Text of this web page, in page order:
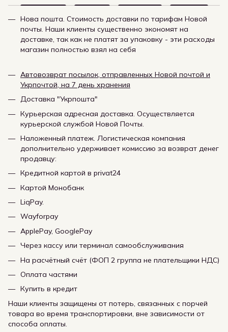
Нова пошта. Стоимость доставки по тарифам Новой
почты. Наши клиенты существенно экономят на
доставке, так как не платят за упаковку - эти расходы
магазин полностью взял на себя
Автовозврат посылок, отправленных Новой почтой и
Укрпочтой, на 7 день хранения
Доставка "Укрпошта"
Курьерская адресная доставка. Осуществляется
курьерской службой Новой Почты.
Наложенный платеж. Логистическая компания
дополнительно удерживает комиссию за возврат денег
продавцу:
Кредитной картой в privat24
Картой Монобанк
LiqPay.
Wayforpay
ApplePay, GooglePay
Через кассу или терминал самообслуживания
На расчётный счёт (ФОП 2 группа не плательщики НДС)
Оплата частями
Купить в кредит
Наши клиенты защищены от потерь, связанных с порчей
товара во время транспортировки, вне зависимости от
способа оплаты.